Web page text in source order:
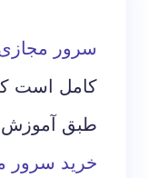
سرور
طبق آموزش
خرید سرور